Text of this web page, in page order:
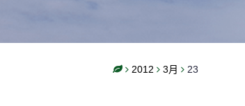
2012 3月 23